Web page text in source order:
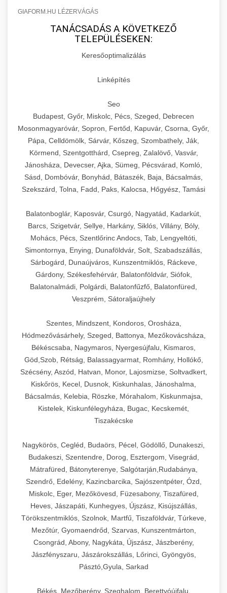
GIAFORM.HU LÉZERVÁGÁS
TANÁCSADÁS A KÖVETKEZŐ
TELEPÜLÉSEKEN:
Keresőoptimalizálás
Linképítés
Seo
Budapest, Győr, Miskolc, Pécs, Szeged, Debrecen
Mosonmagyaróvár, Sopron, Fertőd, Kapuvár, Csorna, Győr,
Pápa, Celldömölk, Sárvár, Kőszeg, Szombathely, Ják,
Körmend, Szentgotthárd, Csepreg, Zalalövő, Vasvár,
Jánosháza, Devecser, Ajka, Sümeg, Pécsvárad, Komló,
Sásd, Dombóvár, Bonyhád, Bátaszék, Baja, Bácsalmás,
Szekszárd, Tolna, Fadd, Paks, Kalocsa, Hőgyész, Tamási
Balatonboglár, Kaposvár, Csurgó, Nagyatád, Kadarkút,
Barcs, Szigetvár, Sellye, Harkány, Siklós, Villány, Bóly,
Mohács, Pécs, Szentlőrinc Andocs, Tab, Lengyeltóti,
Simontornya, Enying, Dunaföldvár, Solt, Szabadszállás,
Sárbogárd, Dunaújváros, Kunszentmiklós, Ráckeve,
Gárdony, Székesfehérvár, Balatonföldvár, Siófok,
Balatonalmádi, Polgárdi, Balatonfűzfő, Balatonfüred,
Veszprém, Sátoraljaújhely
Szentes, Mindszent, Kondoros, Orosháza,
Hódmezővásárhely, Szeged, Battonya, Mezőkovácsháza,
Békéscsaba, Nagymaros, Nyergesújfalu, Kismaros,
Göd,Szob, Rétság, Balassagyarmat, Romhány, Hollókő,
Szécsény, Aszód, Hatvan, Monor, Lajosmizse, Soltvadkert,
Kiskőrös, Kecel, Dusnok, Kiskunhalas, Jánoshalma,
Bácsalmás, Kelebia, Röszke, Mórahalom, Kiskunmajsa,
Kistelek, Kiskunfélegyháza, Bugac, Kecskemét,
Tiszakécske
Nagykörös, Cegléd, Budaörs, Pécel, Gödöllő, Dunakeszi,
Budakeszi, Szentendre, Dorog, Esztergom, Visegrád,
Mátrafüred, Bátonyterenye, Salgótarján,Rudabánya,
Szendrő, Edelény, Kazincbarcika, Sajószentpéter, Ózd,
Miskolc, Eger, Mezőkövesd, Füzesabony, Tiszafüred,
Heves, Jászapáti, Kunhegyes, Újszász, Kisújszállás,
Törökszentmiklós, Szolnok, Martfű, Tiszaföldvár, Túrkeve,
Mezőtúr, Gyomaendrőd, Szarvas, Kunszentmárton,
Csongrád, Abony, Nagykáta, Újszász, Jászberény,
Jászfényszaru, Jászárokszállás, Lőrinci, Gyöngyös,
Pásztó,Gyula, Sarkad
Békés, Mezőberény, Szeghalom, Berettyóújfalu,